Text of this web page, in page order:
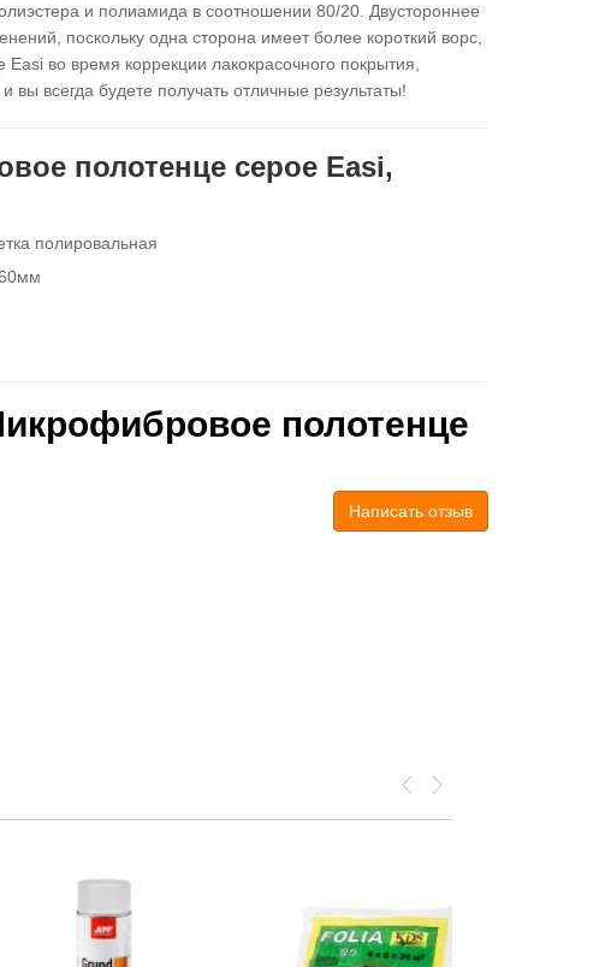
и полиамида в соотношении 80/20. Двустороннее
поскольку одна сторона имеет более короткий ворс,
во время коррекции лакокрасочного покрытия,
вы всегда будете получать отличные результаты!
полотенце серое Easi,
полировальная
полотенце
Написать отзыв